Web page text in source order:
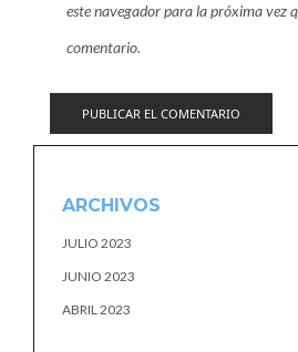
este navegador para la próxima vez
comentario.
ARCHIVOS
JULIO 2023
JUNIO 2023
ABRIL 2023